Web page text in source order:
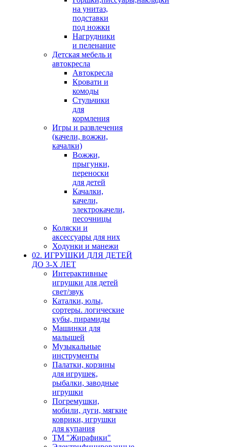
на унитаз,
подставки
под ножки
Нагрудники
и пеленание
Детская мебель и
автокресла
Автокресла
Кровати и
комоды
Стульчики
для
кормления
Игры и развлечения
(качели, вожжи,
качалки)
Вожжи,
прыгунки,
переноски
для детей
Качалки,
качели,
электрокачели,
песочницы
Коляски и
аксессуары для них
Ходунки и манежи
02. ИГРУШКИ ДЛЯ ДЕТЕЙ
ДО 3-Х ЛЕТ
Интерактивные
игрушки для детей
свет/звук
Каталки, юлы,
сортеры. логические
кубы, пирамиды
Машинки для
малышей
Музыкальные
инструменты
Палатки, корзины
для игрушек,
рыбалки, заводные
игрушки
Погремушки,
мобили, дуги, мягкие
коврики, игрушки
для купания
ТМ "Жирафики"